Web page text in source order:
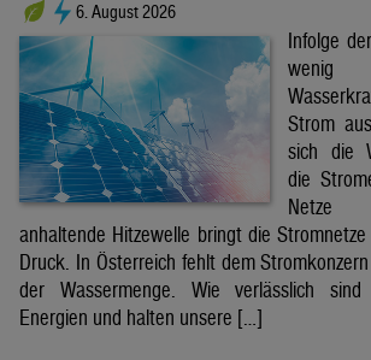
6. August 2026
Infolge
Strom
sich die
die
Netze
anhaltende Hitzewelle bringt die
Druck. In Österreich fehlt dem
der Wassermenge. Wie verlässlich
Energien und halten unsere […]